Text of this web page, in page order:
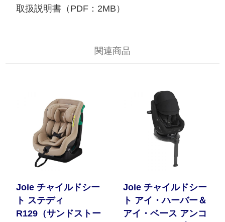
取扱説明書（PDF：2MB）
関連商品
Joie チャイルドシー
ト ステディ
R129（サンドストー
Joie チャイルドシー
ト アイ・ハーバー＆
アイ・ベース アンコ